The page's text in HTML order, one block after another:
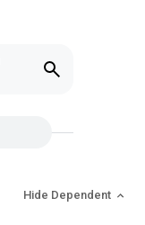
Hide Dependent